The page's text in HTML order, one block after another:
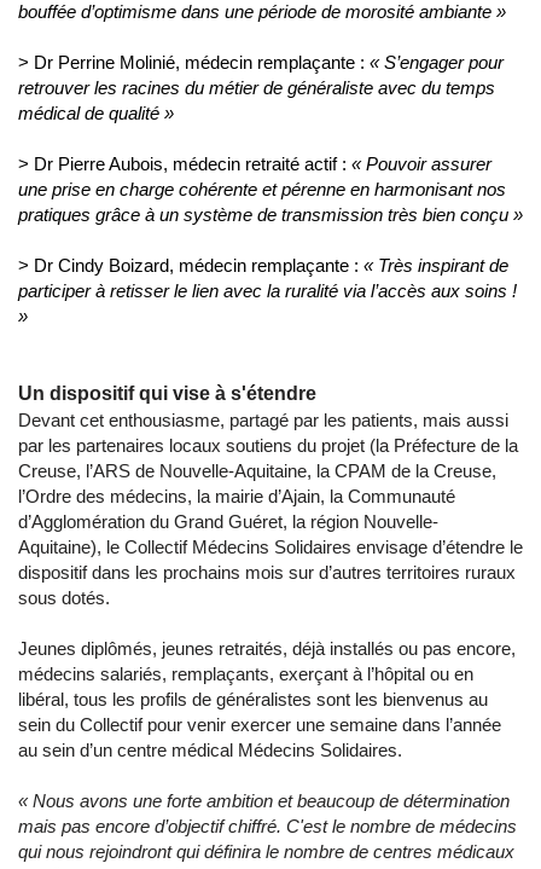
bouffée d’optimisme dans une période de morosité ambiante »
> Dr Perrine Molinié, médecin remplaçante : « S’engager pour
retrouver les racines du métier de généraliste avec du temps
médical de qualité »
> Dr Pierre Aubois, médecin retraité actif : «Pouvoir assurer
une prise en charge cohérente et pérenne en harmonisant nos
pratiques grâce à un système de transmission très bien conçu »
> Dr Cindy Boizard, médecin remplaçante : « Très inspirant de
participer à retisser le lien avec la ruralité via l’accès aux soins !
»
Un dispositif qui vise à s'étendre
Devant cet enthousiasme, partagé par les patients, mais aussi
par les partenaires locaux soutiens du projet (la Préfecture de la
Creuse, l’ARS de Nouvelle-Aquitaine, la CPAM de la Creuse,
l’Ordre des médecins, la mairie d’Ajain, la Communauté
d’Agglomération du Grand Guéret, la région Nouvelle-
Aquitaine), le Collectif Médecins Solidaires envisage d’étendre le
dispositif dans les prochains mois sur d’autres territoires ruraux
sous dotés.
Jeunes diplômés, jeunes retraités, déjà installés ou pas encore,
médecins salariés, remplaçants, exerçant à l’hôpital ou en
libéral, tous les profils de généralistes sont les bienvenus au
sein du Collectif pour venir exercer une semaine dans l’année
au sein d’un centre médical Médecins Solidaires.
« Nous avons une forte ambition et beaucoup de détermination
mais pas encore d’objectif chiffré. C'est le nombre de médecins
qui nous rejoindront qui définira le nombre de centres médicaux